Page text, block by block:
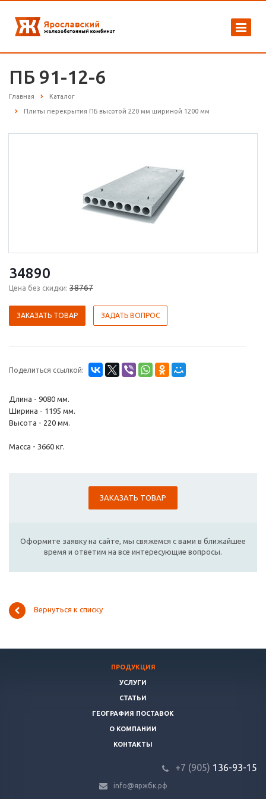
ПБ 91-12-6
Главная Каталог
Плиты перекрытия ПБ высотой 220 мм шириной 1200 мм
34890
Цена без скидки: 38767
ЗАКАЗАТЬ ТОВАР ЗАДАТЬ ВОПРОС
Поделиться ссылкой:
Длина - 9080 мм.
Ширина - 1195 мм.
Высота - 220 мм.
Масса - 3660 кг.
ЗАКАЗАТЬ ТОВАР
Оформите заявку на сайте, мы свяжемся с вами в ближайшее
время и ответим на все интересующие вопросы.
Вернуться к списку
ПРОДУКЦИЯ
УСЛУГИ
СТАТЬИ
ГЕОГРАФИЯ ПОСТАВОК
О КОМПАНИИ
КОНТАКТЫ
+7 (905) 136-93-15
info@яржбк.рф